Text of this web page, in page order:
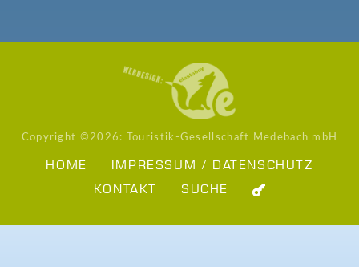
Copyright ©2026: Touristik-Gesellschaft Medebach mbH
HOME
IMPRESSUM / DATENSCHUTZ
KONTAKT
SUCHE